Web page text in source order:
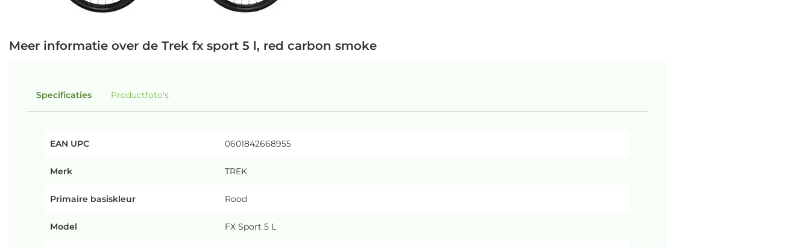
Meer informatie over de Trek fx sport 5 l, red carbon smoke
Specificaties Productfoto's
EAN UPC 0601842668955
Merk TREK
Primaire basiskleur Rood
Model FX Sport 5 L